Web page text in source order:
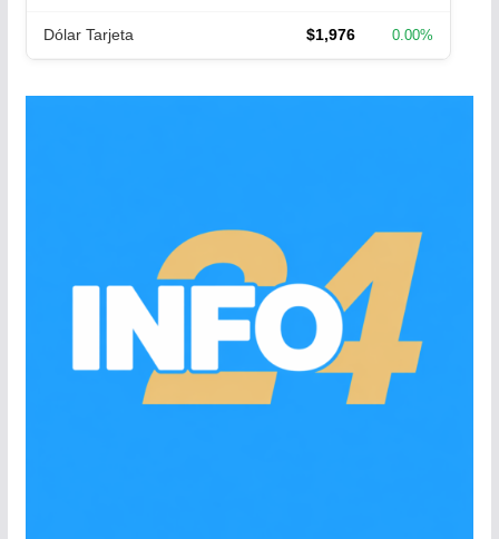
Dólar Tarjeta $1,976 0.00%